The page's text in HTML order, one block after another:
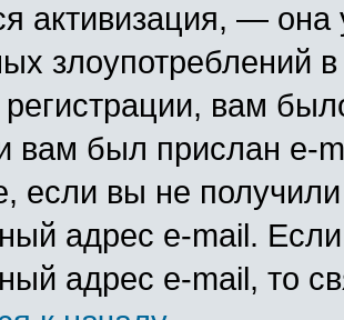
активизация, —
злоупотреблений
вам
вам был прислан e-
если вы не
адрес e-mail.
адрес e-mail, то